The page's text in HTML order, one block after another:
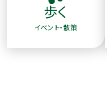
歩く
イベント・散策